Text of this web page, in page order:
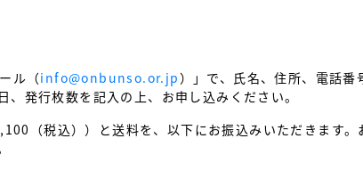
ル（info@onbunso.or.jp）」で、氏名、住所、電話番
発行枚数を記入の上、お申し込みください。
（税込））と送料を、以下にお振込みいただきます。